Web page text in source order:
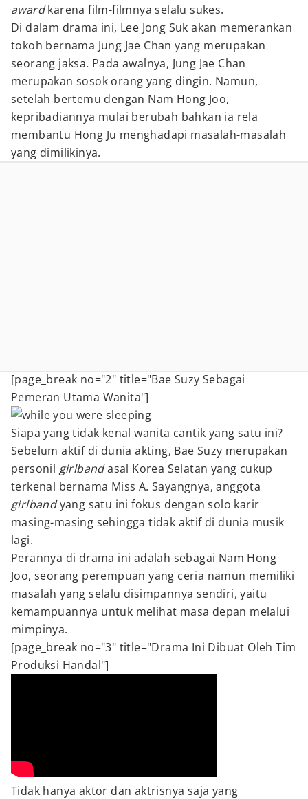
awardkarena film-filmnya selalu sukes.
Di dalam drama ini, Lee Jong Suk akan memerankan
tokoh bernama Jung Jae Chan yang merupakan
seorang jaksa. Pada awalnya, Jung Jae Chan
merupakan sosok orang yang dingin. Namun,
setelah bertemu dengan Nam Hong Joo,
kepribadiannya mulai berubah bahkan ia rela
membantu Hong Ju menghadapi masalah-masalah
yang dimilikinya.
[page_break no="2" title="Bae Suzy Sebagai
Pemeran Utama Wanita"]
Siapa yang tidak kenal wanita cantik yang satu ini?
Sebelum aktif di dunia akting, Bae Suzy merupakan
personil girlbandasal Korea Selatan yang cukup
terkenal bernama Miss A. Sayangnya, anggota
girlbandyang satu ini fokus dengan solo karir
masing-masing sehingga tidak aktif di dunia musik
lagi.
Perannya di drama ini adalah sebagai Nam Hong
Joo, seorang perempuan yang ceria namun memiliki
masalah yang selalu disimpannya sendiri, yaitu
kemampuannya untuk melihat masa depan melalui
mimpinya.
[page_break no="3" title="Drama Ini Dibuat Oleh Tim
Produksi Handal"]
Tidak hanya aktor dan aktrisnya saja yang